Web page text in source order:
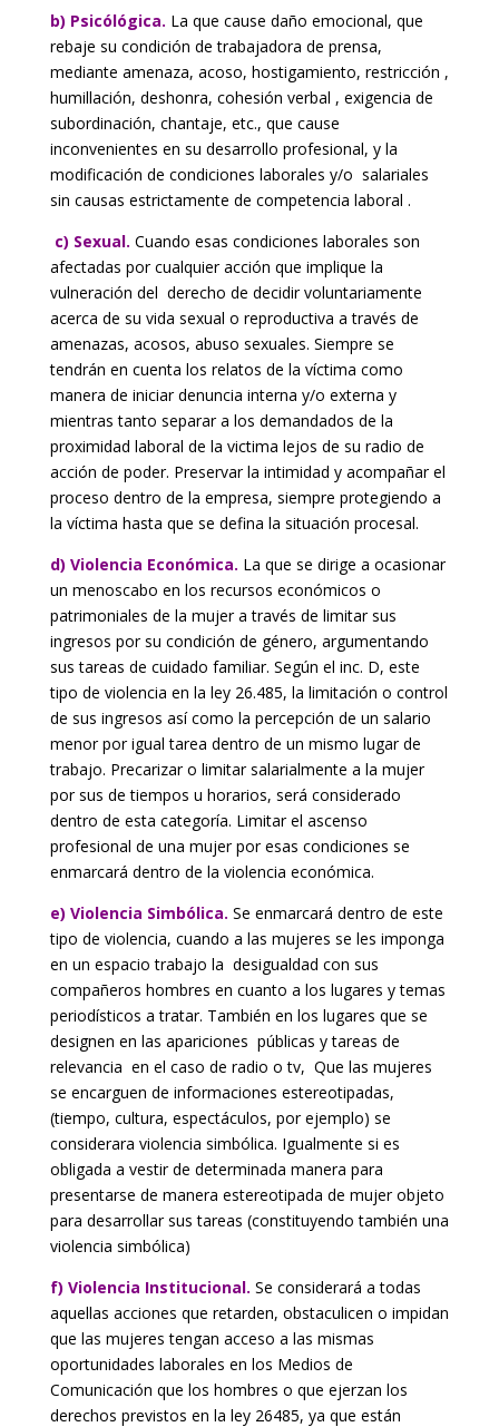
b) Psicólógica. La que cause daño emocional, que
rebaje su condición de trabajadora de prensa,
mediante amenaza, acoso, hostigamiento, restricción ,
humillación, deshonra, cohesión verbal , exigencia de
subordinación, chantaje, etc., que cause
inconvenientes en su desarrollo profesional, y la
modificación de condiciones laborales y/o salariales
sin causas estrictamente de competencia laboral .
c) Sexual. Cuando esas condiciones laborales son
afectadas por cualquier acción que implique la
vulneración del derecho de decidir voluntariamente
acerca de su vida sexual o reproductiva a través de
amenazas, acosos, abuso sexuales. Siempre se
tendrán en cuenta los relatos de la víctima como
manera de iniciar denuncia interna y/o externa y
mientras tanto separar a los demandados de la
proximidad laboral de la victima lejos de su radio de
acción de poder. Preservar la intimidad y acompañar el
proceso dentro de la empresa, siempre protegiendo a
la víctima hasta que se defina la situación procesal.
d) Violencia Económica. La que se dirige a ocasionar
un menoscabo en los recursos económicos o
patrimoniales de la mujer a través de limitar sus
ingresos por su condición de género, argumentando
sus tareas de cuidado familiar. Según el inc. D, este
tipo de violencia en la ley 26.485, la limitación o control
de sus ingresos así como la percepción de un salario
menor por igual tarea dentro de un mismo lugar de
trabajo. Precarizar o limitar salarialmente a la mujer
por sus de tiempos u horarios, será considerado
dentro de esta categoría. Limitar el ascenso
profesional de una mujer por esas condiciones se
enmarcará dentro de la violencia económica.
e) Violencia Simbólica. Se enmarcará dentro de este
tipo de violencia, cuando a las mujeres se les imponga
en un espacio trabajo la desigualdad con sus
compañeros hombres en cuanto a los lugares y temas
periodísticos a tratar. También en los lugares que se
designen en las apariciones públicas y tareas de
relevancia en el caso de radio o tv, Que las mujeres
se encarguen de informaciones estereotipadas,
(tiempo, cultura, espectáculos, por ejemplo) se
considerara violencia simbólica. Igualmente si es
obligada a vestir de determinada manera para
presentarse de manera estereotipada de mujer objeto
para desarrollar sus tareas (constituyendo también una
violencia simbólica)
f) Violencia Institucional. Se considerará a todas
aquellas acciones que retarden, obstaculicen o impidan
que las mujeres tengan acceso a las mismas
oportunidades laborales en los Medios de
Comunicación que los hombres o que ejerzan los
derechos previstos en la ley 26485, ya que están